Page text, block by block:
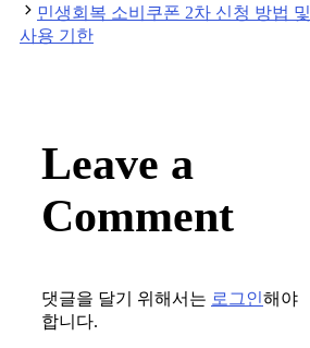
민생회복 소비쿠폰 2차 신청 방법 및
사용 기한
Leave a
Comment
댓글을 달기 위해서는 로그인해야
합니다.